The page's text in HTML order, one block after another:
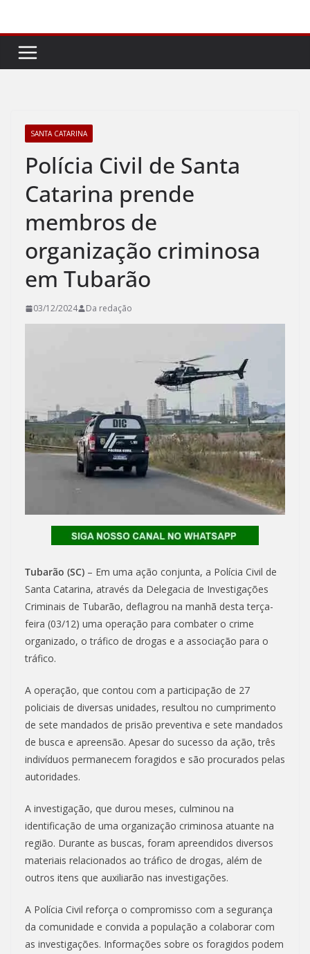
conteúdo
SANTA CATARINA
Polícia Civil de Santa
Catarina prende
membros de
organização criminosa
em Tubarão
03/12/2024 Da redação
Tubarão (SC) – Em uma ação conjunta, a Polícia Civil de
Santa Catarina, através da Delegacia de Investigações
Criminais de Tubarão, deflagrou na manhã desta terça-
feira (03/12) uma operação para combater o crime
organizado, o tráfico de drogas e a associação para o
tráfico.
A operação, que contou com a participação de 27
policiais de diversas unidades, resultou no cumprimento
de sete mandados de prisão preventiva e sete mandados
de busca e apreensão. Apesar do sucesso da ação, três
indivíduos permanecem foragidos e são procurados pelas
autoridades.
A investigação, que durou meses, culminou na
identificação de uma organização criminosa atuante na
região. Durante as buscas, foram apreendidos diversos
materiais relacionados ao tráfico de drogas, além de
outros itens que auxiliarão nas investigações.
A Polícia Civil reforça o compromisso com a segurança
da comunidade e convida a população a colaborar com
as investigações. Informações sobre os foragidos podem